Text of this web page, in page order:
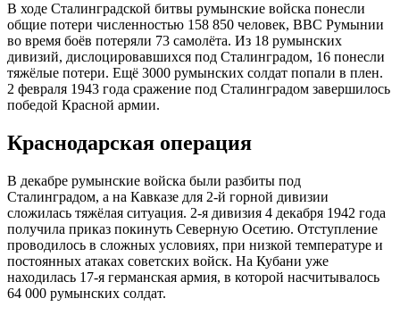
В ходе Сталинградской битвы румынские войска понесли
общие потери численностью 158 850 человек, ВВС Румынии
во время боёв потеряли 73 самолёта. Из 18 румынских
дивизий, дислоцировавшихся под Сталинградом, 16 понесли
тяжёлые потери. Ещё 3000 румынских солдат попали в плен.
2 февраля 1943 года сражение под Сталинградом завершилось
победой Красной армии.
Краснодарская операция
В декабре румынские войска были разбиты под
Сталинградом, а на Кавказе для 2-й горной дивизии
сложилась тяжёлая ситуация. 2-я дивизия 4 декабря 1942 года
получила приказ покинуть Северную Осетию. Отступление
проводилось в сложных условиях, при низкой температуре и
постоянных атаках советских войск. На Кубани уже
находилась 17-я германская армия, в которой насчитывалось
64 000 румынских солдат.